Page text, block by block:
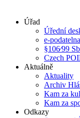
Úřad
Úřední
e-podatelna
§106⁄99
Czech
Aktuálně
Aktuality
Archiv
Kam za
Kam za
Odkazy